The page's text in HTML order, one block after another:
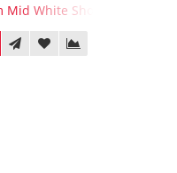
White Shock Pink